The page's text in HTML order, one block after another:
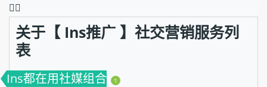
❤️‍🔥
关于【 Ins推广 】社交营销服务列
表
Ins都在用社媒组合 1